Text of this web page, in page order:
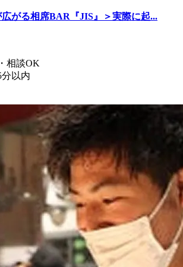
広がる相席BAR『JIS』＞実際に起...
相談OK
以内